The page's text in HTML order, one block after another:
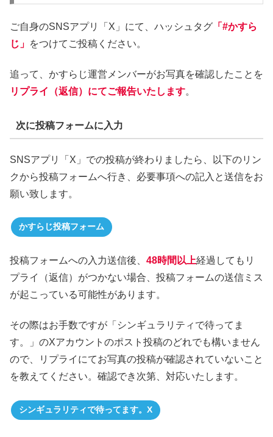
ご自身のSNSアプリ「X」にて、ハッシュタグ 「#かすら
じ」 をつけてご投稿ください。
追って、かすらじ運営メンバーがお写真を確認したことを
リプライ（返信）にてご報告いたします。
次に投稿フォームに入力
SNSアプリ「X」での投稿が終わりましたら、以下のリン
クから投稿フォームへ行き、必要事項への記入と送信をお
願い致します。
かすらじ投稿フォーム
投稿フォームへの入力送信後、 48時間以上経過してもリ
プライ（返信）がつかない場合、投稿フォームの送信ミス
が起こっている可能性があります。
その際はお手数ですが「シンギュラリティで待ってま
す。」のXアカウントのポスト投稿のどれでも構いません
ので、リプライにてお写真の投稿が確認されていないこと
を教えてください。確認でき次第、対応いたします。
シンギュラリティで待ってます。X